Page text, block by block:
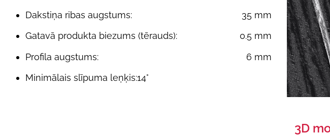
Dakstiņa ribas augstums:
35 mm
Gatavā produkta biezums (tērauds):
0.5 mm
Profila augstums:
6 mm
Minimālais slīpuma leņķis:14°
3D